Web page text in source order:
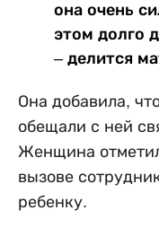
она очень
этом долго
– делится
Она добавила,
обещали с ней
Женщина
вызове
ребенку.